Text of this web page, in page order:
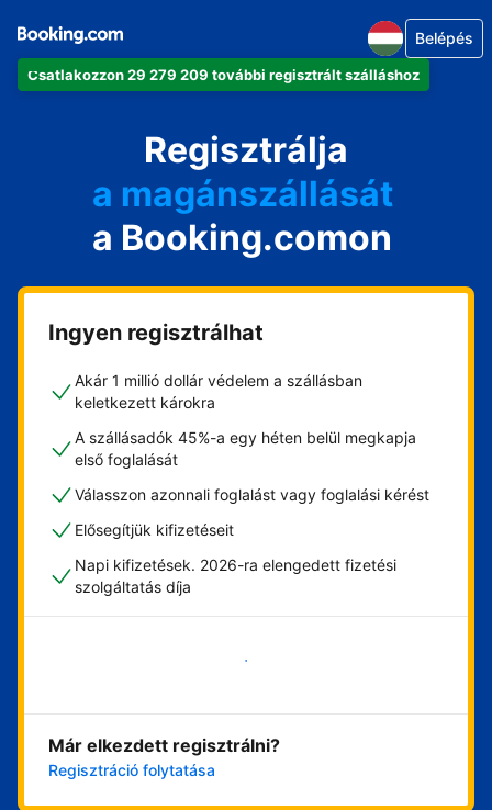
Csatlakozzon 29 279 209 további regisztrált szálláshoz
Belépés
Regisztrálja
az apartmanját
a szállodáját
a magánszállását
a vendégházát
a házát
a Booking.comon
Ingyen regisztrálhat
Akár 1 millió dollár védelem a szállásban
keletkezett károkra
A szállásadók 45%-a egy héten belül megkapja
első foglalását
Válasszon azonnali foglalást vagy foglalási kérést
Elősegítjük kifizetéseit
Napi kifizetések. 2026-ra elengedett fizetési
szolgáltatás díja
Vágjon bele most
Már elkezdett regisztrálni?
Regisztráció folytatása